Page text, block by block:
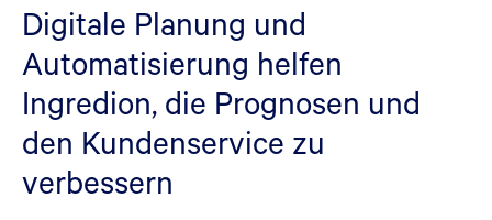
Digitale Planung und
Automatisierung helfen
Ingredion, die Prognosen und
den Kundenservice zu
verbessern